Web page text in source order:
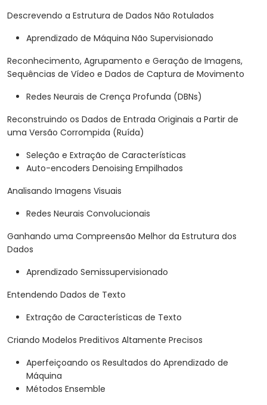
Descrevendo a Estrutura de Dados Não Rotulados
Aprendizado de Máquina Não Supervisionado
Reconhecimento, Agrupamento e Geração de Imagens,
Sequências de Vídeo e Dados de Captura de Movimento
Redes Neurais de Crença Profunda (DBNs)
Reconstruindo os Dados de Entrada Originais a Partir de
uma Versão Corrompida (Ruída)
Seleção e Extração de Características
Auto-encoders Denoising Empilhados
Analisando Imagens Visuais
Redes Neurais Convolucionais
Ganhando uma Compreensão Melhor da Estrutura dos
Dados
Aprendizado Semissupervisionado
Entendendo Dados de Texto
Extração de Características de Texto
Criando Modelos Preditivos Altamente Precisos
Aperfeiçoando os Resultados do Aprendizado de
Máquina
Métodos Ensemble